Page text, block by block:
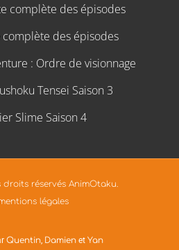
complète des épisodes
complète des épisodes
: Ordre de visionnage
Tensei Saison 3
Slime Saison 4
droits réservés AnimOtaku.
légales
Quentin, Damienet Yan